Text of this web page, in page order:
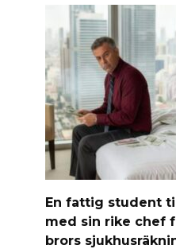
En fattig student
med sin rike chef
brors